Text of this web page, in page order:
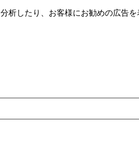
析したり、お客様にお勧めの広告